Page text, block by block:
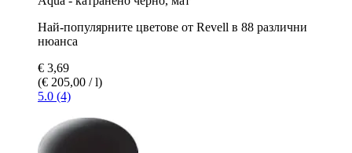
Най-популярните цветове от Revell в 88 различни
нюанса
€ 3,69
(€ 205,00 / l)
5.0 (4)